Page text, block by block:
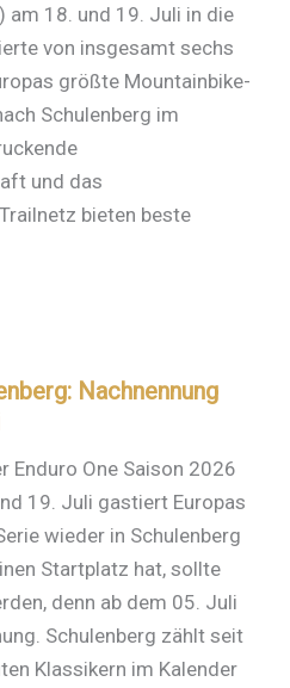
am 18. und 19. Juli in die
von insgesamt sechs
größte Mountainbike-
Schulenberg im
und das
bieten beste
Nachnennung
Enduro One Saison 2026
19. Juli gastiert Europas
wieder in Schulenberg
Startplatz hat, sollte
denn ab dem 05. Juli
Schulenberg zählt seit
Klassikern im Kalender